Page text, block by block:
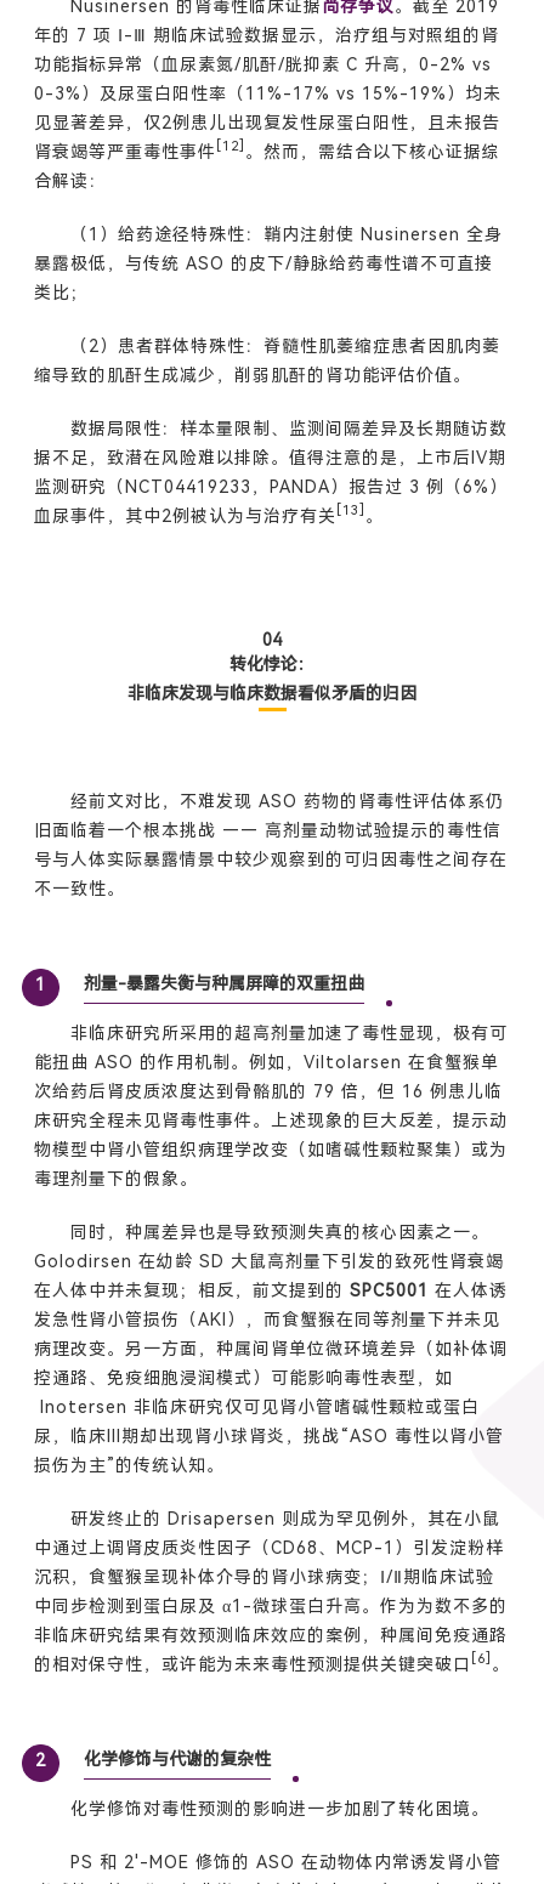
Nusinersen 的肾毒性临床证据尚存争议。截至 2019
年的 7 项 Ⅰ-Ⅲ 期临床试验数据显示，治疗组与对照组的肾
功能指标异常（血尿素氮/肌酐/胱抑素 C 升高，0-2% vs
0-3%）及尿蛋白阳性率（11%-17% vs 15%-19%）均未
见显著差异，仅2例患儿出现复发性尿蛋白阳性，且未报告
肾衰竭等严重毒性事件
[12] 。然而，需结合以下核心证据综
合解读：
（1）给药途径特殊性：鞘内注射使 Nusinersen 全身
暴露极低，与传统 ASO 的皮下/静脉给药毒性谱不可直接
类比；
（2）患者群体特殊性：脊髓性肌萎缩症患者因肌肉萎
缩导致的肌酐生成减少，削弱肌酐的肾功能评估价值。
数据局限性：样本量限制、监测间隔差异及长期随访数
据不足，致潜在风险难以排除。值得注意的是，上市后IV期
监测研究（NCT04419233，PANDA）报告过 3 例（6%）
血尿事件，其中2例被认为与治疗有关
[13] 。
04
转化悖论：
非临床发现与临床数据看似矛盾的归因
经前文对比，不难发现 ASO 药物的肾毒性评估体系仍
旧面临着一个根本挑战 —— 高剂量动物试验提示的毒性信
号与人体实际暴露情景中较少观察到的可归因毒性之间存在
不一致性。
1 剂量-暴露失衡与种属屏障的双重扭曲
非临床研究所采用的超高剂量加速了毒性显现，极有可
能扭曲 ASO 的作用机制。例如，Viltolarsen 在食蟹猴单
次给药后肾皮质浓度达到骨骼肌的 79 倍，但 16 例患儿临
床研究全程未见肾毒性事件。上述现象的巨大反差，提示动
物模型中肾小管组织病理学改变（如嗜碱性颗粒聚集）或为
毒理剂量下的假象。
同时，种属差异也是导致预测失真的核心因素之一。
Golodirsen 在幼龄 SD 大鼠高剂量下引发的致死性肾衰竭
在人体中并未复现；相反，前文提到的 SPC5001
在人体诱
发急性肾小管损伤（AKI），而食蟹猴在同等剂量下并未见
病理改变。另一方面，种属间肾单位微环境差异（如补体调
控通路、免疫细胞浸润模式）可能影响毒性表型，如
Inotersen 非临床研究仅可见肾小管嗜碱性颗粒或蛋白
尿，临床III期却出现肾小球肾炎，挑战“ASO 毒性以肾小管
损伤为主”的传统认知。
研发终止的 Drisapersen 则成为罕见例外，其在小鼠
中通过上调肾皮质炎性因子（CD68、MCP-1）引发淀粉样
沉积，食蟹猴呈现补体介导的肾小球病变；Ⅰ/Ⅱ期临床试验
中同步检测到蛋白尿及 α1-微球蛋白升高。作为为数不多的
非临床研究结果有效预测临床效应的案例，种属间免疫通路
的相对保守性，或许能为未来毒性预测提供关键突破口
[6] 。
2 化学修饰与代谢的复杂性
化学修饰对毒性预测的影响进一步加剧了转化困境。
PS 和 2'-MOE 修饰的 ASO 在动物体内常诱发肾小管